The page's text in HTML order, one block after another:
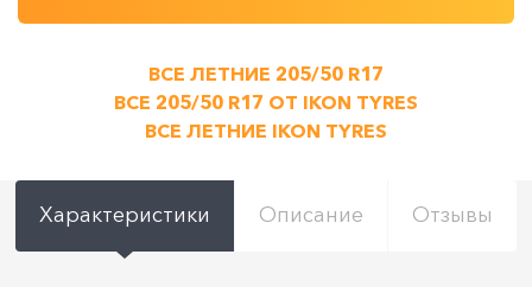
ВСЕ ЛЕТНИЕ 205/50 R17
ВСЕ 205/50 R17 ОТ IKON TYRES
ВСЕ ЛЕТНИЕ IKON TYRES
Характеристики Описание Отзывы